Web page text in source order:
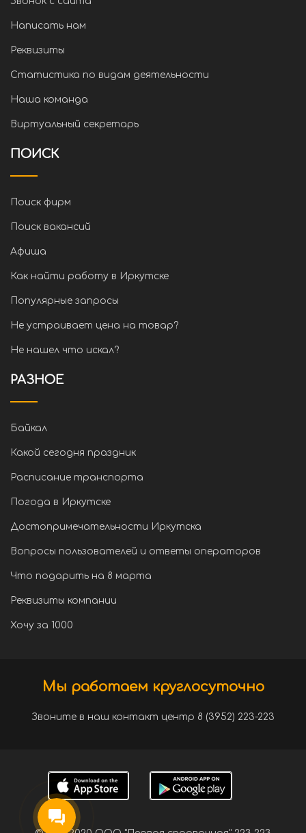
Написать нам
Реквизиты
Статистика по видам деятельности
Наша команда
Виртуальный секретарь
ПОИСК
Поиск фирм
Поиск вакансий
Афиша
Как найти работу в Иркутске
Популярные запросы
Не устраивает цена на товар?
Не нашел что искал?
РАЗНОЕ
Байкал
Какой сегодня праздник
Расписание транспорта
Погода в Иркутске
Достопримечательности Иркутска
Вопросы пользователей и ответы операторов
Что подарить на 8 марта
Реквизиты компании
Хочу за 1000
Мы работаем круглосуточно
Звоните в наш контакт центр 8 (3952) 223-223